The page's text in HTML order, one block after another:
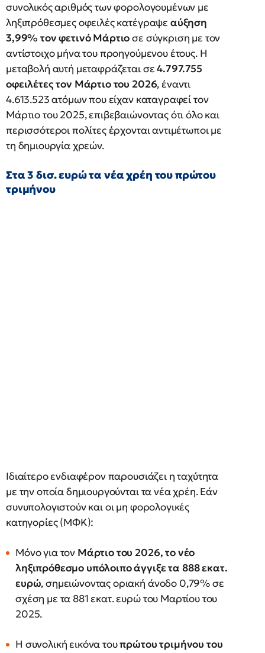
συνολικός αριθμός των φορολογουμένων με
ληξιπρόθεσμες οφειλές κατέγραψε αύξηση
3,99% τον φετινό Μάρτιοσε σύγκριση με τον
αντίστοιχο μήνα του προηγούμενου έτους. Η
μεταβολή αυτή μεταφράζεται σε4.797.755
οφειλέτες τον Μάρτιο του 2026, έναντι
4.613.523 ατόμων που είχαν καταγραφεί τον
Μάρτιο του 2025, επιβεβαιώνοντας ότι όλο και
περισσότεροι πολίτες έρχονται αντιμέτωποι με
τη δημιουργία χρεών.
Στα 3 δισ. ευρώ τα νέα χρέη του πρώτου
τριμήνου
Ιδιαίτερο ενδιαφέρον παρουσιάζει η ταχύτητα
με την οποία δημιουργούνται τα νέα χρέη. Εάν
συνυπολογιστούν και οι μη φορολογικές
κατηγορίες (ΜΦΚ):
Μόνο για τον Μάρτιο του 2026, το νέο
ληξιπρόθεσμο υπόλοιπο άγγιξε τα 888 εκατ.
ευρώ, σημειώνοντας οριακή άνοδο 0,79% σε
σχέση με τα 881 εκατ. ευρώ του Μαρτίου του
2025.
Η συνολική εικόνα τουπρώτου τριμήνου του